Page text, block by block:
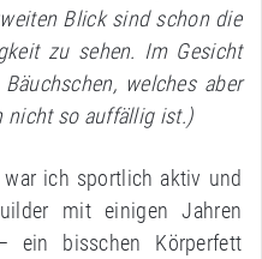
Blick sind schon die
zu sehen. Im Gesicht
welches aber
nicht so auffällig ist.)
ich sportlich aktiv und
mit einigen Jahren
ein bisschen Körperfett